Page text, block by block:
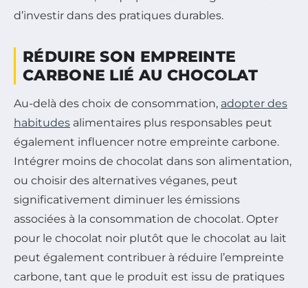
d’investir dans des pratiques durables.
RÉDUIRE SON EMPREINTE
CARBONE LIÉ AU CHOCOLAT
Au-delà des choix de consommation, adopter des
habitudes alimentaires plus responsables peut
également influencer notre empreinte carbone.
Intégrer moins de chocolat dans son alimentation,
ou choisir des alternatives véganes, peut
significativement diminuer les émissions
associées à la consommation de chocolat. Opter
pour le chocolat noir plutôt que le chocolat au lait
peut également contribuer à réduire l’empreinte
carbone, tant que le produit est issu de pratiques